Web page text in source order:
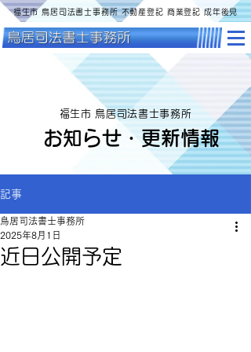
福生市 鳥居司法書士事務所 不動産登記 商業登記 成年後見
お知らせ・更新情報
福生市 鳥居司法書士事務所
記事
近日公開予定
鳥居司法書士事務所
2025年8月1日